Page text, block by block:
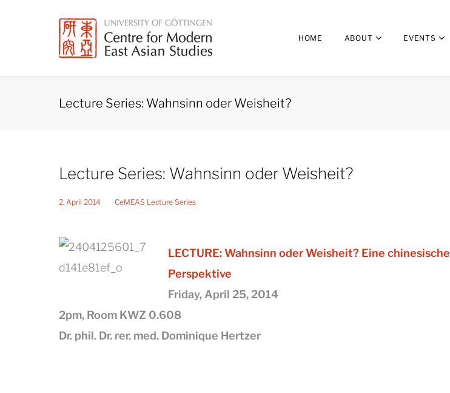
HOME ABOUT EVENTS
Lecture Series: Wahnsinn oder Weisheit?
Lecture Series: Wahnsinn oder Weisheit?
2. April 2014 CeMEAS Lecture Series
LECTURE: Wahnsinn oder Weisheit? Eine chinesische
Perspektive
Friday, April 25, 2014
2pm, Room KWZ 0.608
Dr. phil. Dr. rer. med. Dominique Hertzer